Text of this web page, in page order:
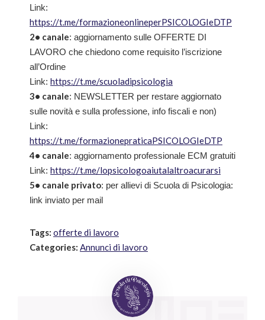
Link:
https://t.me/formazioneonlineperPSICOLOGIeDTP
2• canale: aggiornamento sulle OFFERTE DI
LAVORO che chiedono come requisito l’iscrizione
all’Ordine
Link: https://t.me/scuoladipsicologia
3• canale: NEWSLETTER per restare aggiornato
sulle novità e sulla professione, info fiscali e non)
Link:
https://t.me/formazionepraticaPSICOLOGIeDTP
4• canale: aggiornamento professionale ECM gratuiti
Link: https://t.me/lopsicologoaiutalaltroacurarsi
5• canale privato: per allievi di Scuola di Psicologia:
link inviato per mail
Tags: offerte di lavoro
Categories: Annunci di lavoro